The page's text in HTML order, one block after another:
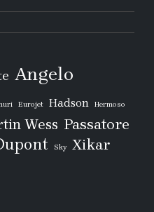
Angelo
Eurojet Hadson Hermoso
Wess Passatore
Sky Xikar